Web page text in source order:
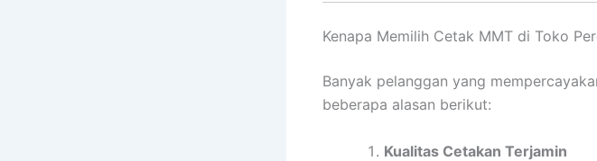
Kenapa Memilih Cetak MMT di Toko
Banyak pelanggan yang
beberapa alasan berikut:
Kualitas Cetakan Terjamin